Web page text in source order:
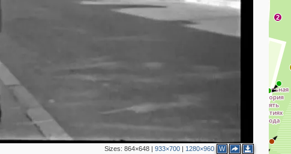
Sizes: 864×648| 933×700| 1280×960 W
2